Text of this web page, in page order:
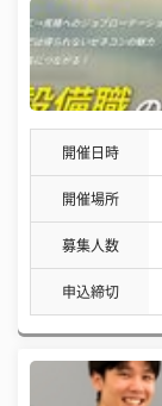
開催日時
開催場所
募集人数
申込締切